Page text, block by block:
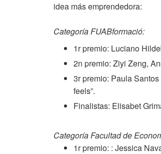
idea más emprendedora:
Categoría FUABformació:
1r premio: Luciano
2n premio: Ziyi Zeng,
3r premio: Paula
feels”.
Finalistas: Elisabet
Categoría Facultad de
1r premio: : Jessica